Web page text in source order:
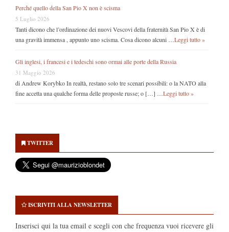
Perché quello della San Pio X non è scisma
5 Luglio 2026
Tanti dicono che l’ordinazione dei nuovi Vescovi della fraternità San Pio X è di
una gravità immensa , appunto uno scisma. Cosa dicono alcuni …Leggi tutto »
Gli inglesi, i francesi e i tedeschi sono ormai alle porte della Russia
31 Maggio 2026
di Andrew Korybko In realtà, restano solo tre scenari possibili: o la NATO alla
fine accetta una qualche forma delle proposte russe; o […] …Leggi tutto »
Sidebar
TWITTER
ISCRIVITI ALLA NEWSLETTER
Inserisci qui la tua email e scegli con che frequenza vuoi ricevere gli